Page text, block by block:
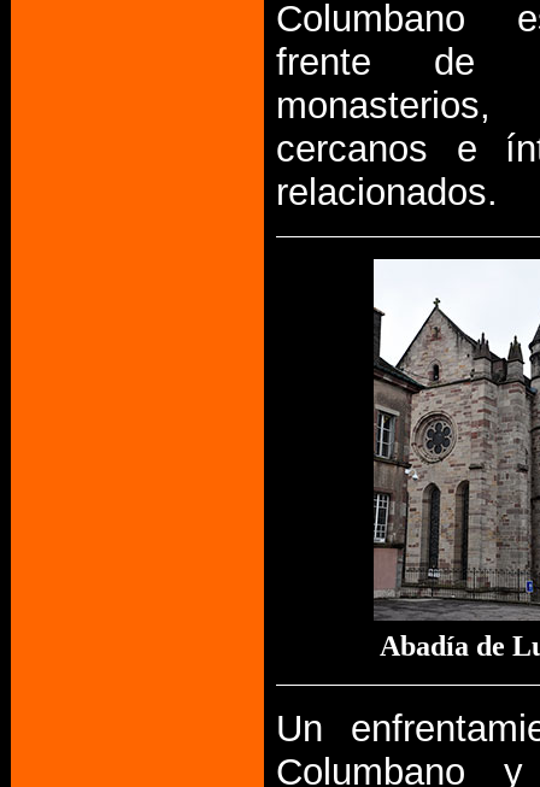
Columbano
frente de
cercanos e
relacionados.
Abadía de
Un
Columbano